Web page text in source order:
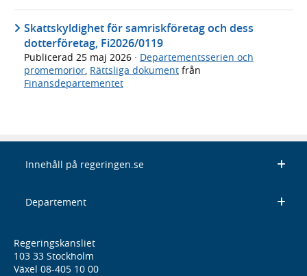
Skattskyldighet för samriskföretag och dess
dotterföretag, Fi2026/0119
Publicerad 25 maj 2026 · Departementsserien och
promemorior, Rättsliga dokument från
Finansdepartementet
Innehåll på regeringen.se
Departement
Regeringskansliet
103 33 Stockholm
Växel 08-405 10 00